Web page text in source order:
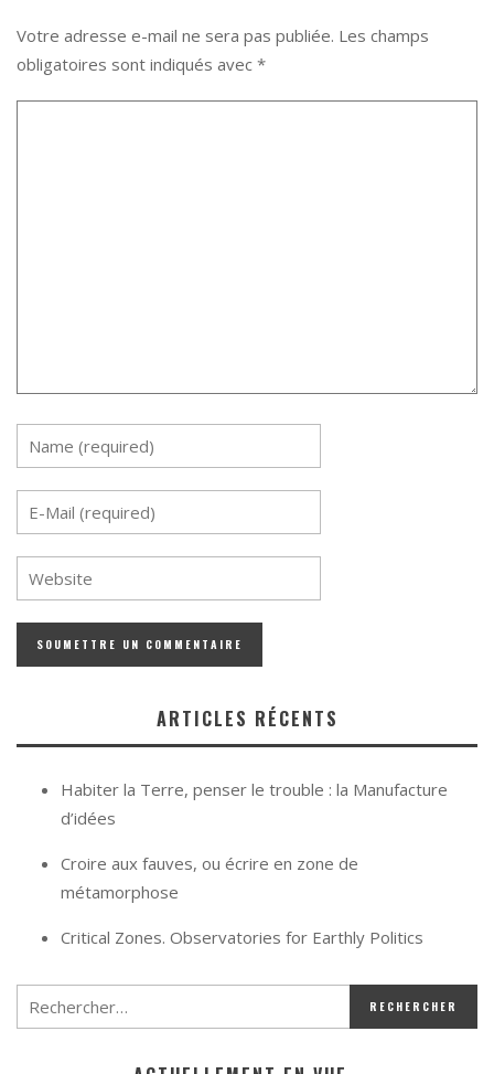
Votre adresse e-mail ne sera pas publiée. Les champs
obligatoires sont indiqués avec *
ARTICLES RÉCENTS
Habiter la Terre, penser le trouble : la Manufacture
d’idées
Croire aux fauves, ou écrire en zone de
métamorphose
Critical Zones. Observatories for Earthly Politics